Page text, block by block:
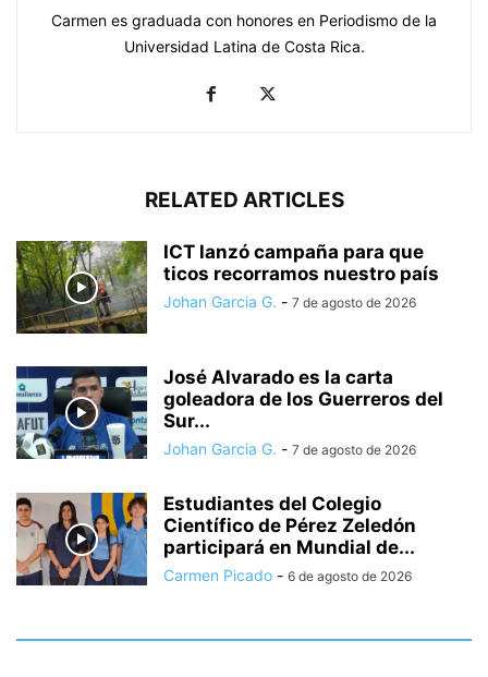
Carmen es graduada con honores en Periodismo de la
Universidad Latina de Costa Rica.
RELATED ARTICLES
ICT lanzó campaña para que
ticos recorramos nuestro país
Johan Garcia G. - 7 de agosto de 2026
José Alvarado es la carta
goleadora de los Guerreros del
Sur...
Johan Garcia G. - 7 de agosto de 2026
Estudiantes del Colegio
Científico de Pérez Zeledón
participará en Mundial de...
Carmen Picado - 6 de agosto de 2026